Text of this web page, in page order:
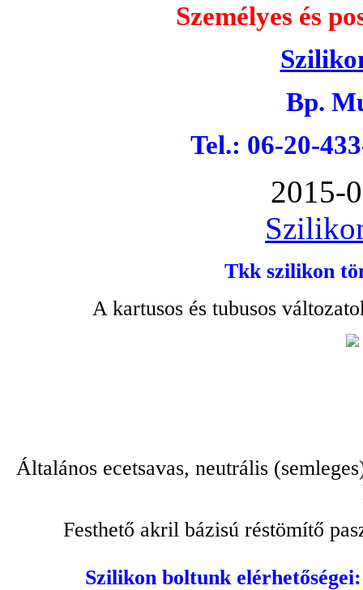
Személyes és
Bp.
Tel.: 06-20-
2015-
Tkk szilikon
A kartusos és tubusos
Általános ecetsavas, neutrális
Festhető akril bázisú réstömítő
Szilikon boltunk